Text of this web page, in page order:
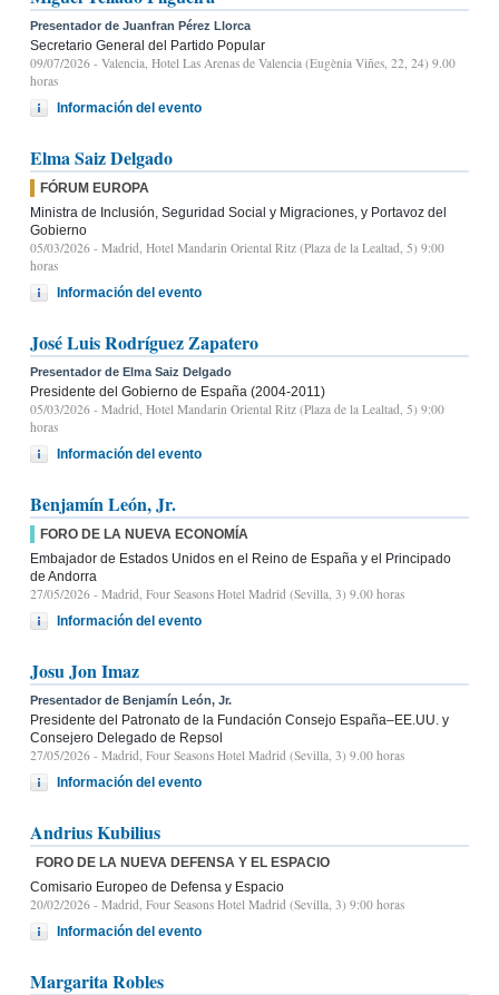
Presentador de Juanfran Pérez Llorca
Secretario General del Partido Popular
09/07/2026 - Valencia, Hotel Las Arenas de Valencia (Eugènia Viñes, 22, 24) 9.00
horas
Información del evento
Elma Saiz Delgado
FÓRUM EUROPA
Ministra de Inclusión, Seguridad Social y Migraciones, y Portavoz del
Gobierno
05/03/2026 - Madrid, Hotel Mandarin Oriental Ritz (Plaza de la Lealtad, 5) 9:00
horas
Información del evento
José Luis Rodríguez Zapatero
Presentador de Elma Saiz Delgado
Presidente del Gobierno de España (2004-2011)
05/03/2026 - Madrid, Hotel Mandarin Oriental Ritz (Plaza de la Lealtad, 5) 9:00
horas
Información del evento
Benjamín León, Jr.
FORO DE LA NUEVA ECONOMÍA
Embajador de Estados Unidos en el Reino de España y el Principado
de Andorra
27/05/2026 - Madrid, Four Seasons Hotel Madrid (Sevilla, 3) 9.00 horas
Información del evento
Josu Jon Imaz
Presentador de Benjamín León, Jr.
Presidente del Patronato de la Fundación Consejo España–EE.UU. y
Consejero Delegado de Repsol
27/05/2026 - Madrid, Four Seasons Hotel Madrid (Sevilla, 3) 9.00 horas
Información del evento
Andrius Kubilius
FORO DE LA NUEVA DEFENSA Y EL ESPACIO
Comisario Europeo de Defensa y Espacio
20/02/2026 - Madrid, Four Seasons Hotel Madrid (Sevilla, 3) 9:00 horas
Información del evento
Margarita Robles